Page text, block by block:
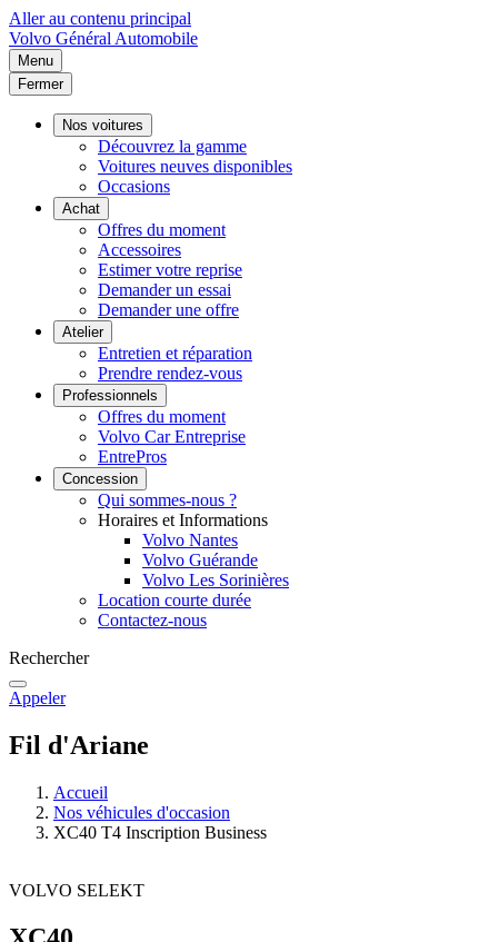
Aller au contenu principal
Volvo Général Automobile
Menu
Fermer
Nos voitures
Découvrez la gamme
Voitures neuves disponibles
Occasions
Achat
Offres du moment
Accessoires
Estimer votre reprise
Demander un essai
Demander une offre
Atelier
Entretien et réparation
Prendre rendez-vous
Professionnels
Offres du moment
Volvo Car Entreprise
EntrePros
Concession
Qui sommes-nous ?
Horaires et Informations
Volvo Nantes
Volvo Guérande
Volvo Les Sorinières
Location courte durée
Contactez-nous
Rechercher
Appeler
Fil d'Ariane
Accueil
Nos véhicules d'occasion
XC40 T4 Inscription Business
VOLVO SELEKT